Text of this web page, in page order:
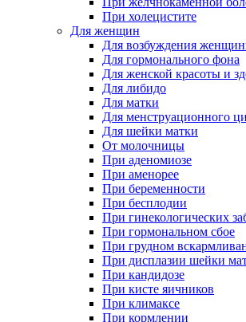
При холецистите
Для женщин
Для возбуждения
Для гормонального фона
Для женской красоты и
Для либидо
Для матки
Для менструационного
Для шейки матки
От молочницы
При аденомиозе
При аменорее
При беременности
При бесплодии
При гинекологических
При гормональном сбое
При грудном
При дисплазии шейки
При кандидозе
При кисте яичников
При климаксе
При кормлении